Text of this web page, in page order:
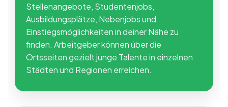
Stellenangebote, Studentenjobs,
Ausbildungsplätze, Nebenjobs und
Einstiegsmöglichkeiten in deiner Nähe zu
finden. Arbeitgeber können über die
Ortsseiten gezielt junge Talente in einzelnen
Städten und Regionen erreichen.